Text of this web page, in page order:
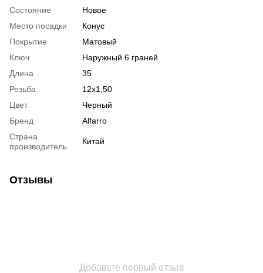
Состояние
Новое
Место посадки
Конус
Покрытие
Матовый
Ключ
Наружный 6 граней
Длина
35
Резьба
12x1,50
Цвет
Черный
Бренд
Alfarro
Страна
производитель
Китай
Отзывы
Добавьте первый отзыв